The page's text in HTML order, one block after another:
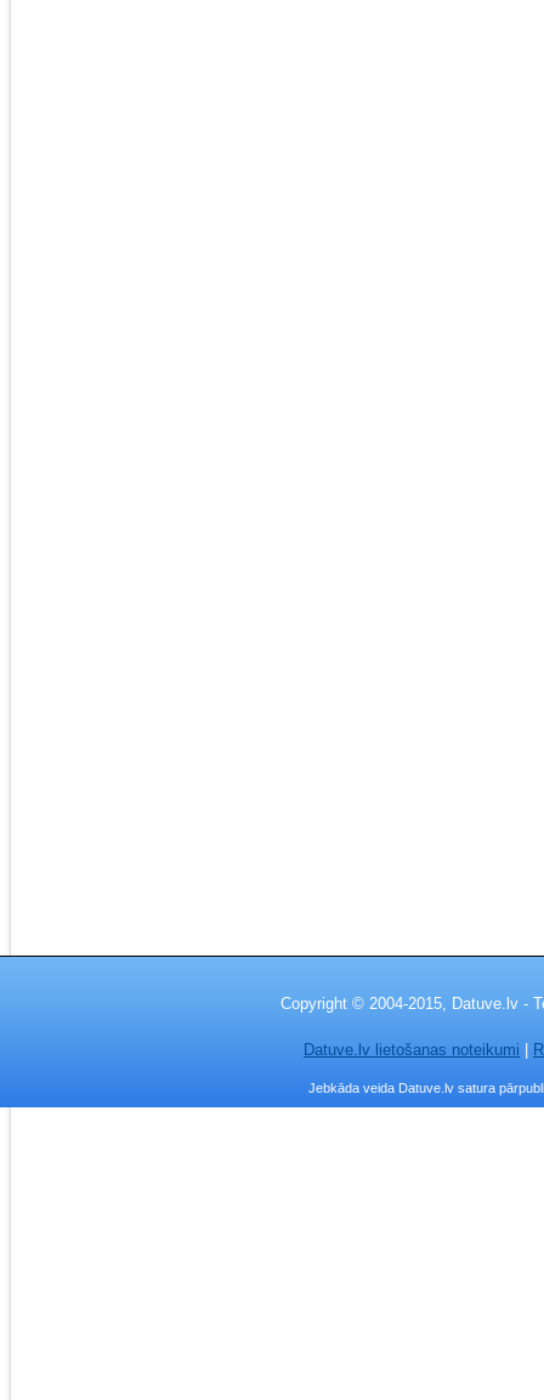
Copyright © 2004-2015, Datuve.lv -
Datuve.lv lietošanas noteikumi
Jebkāda veida Datuve.lv satura